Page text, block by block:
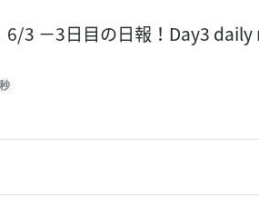
6/3 －3日目の日報！Day3